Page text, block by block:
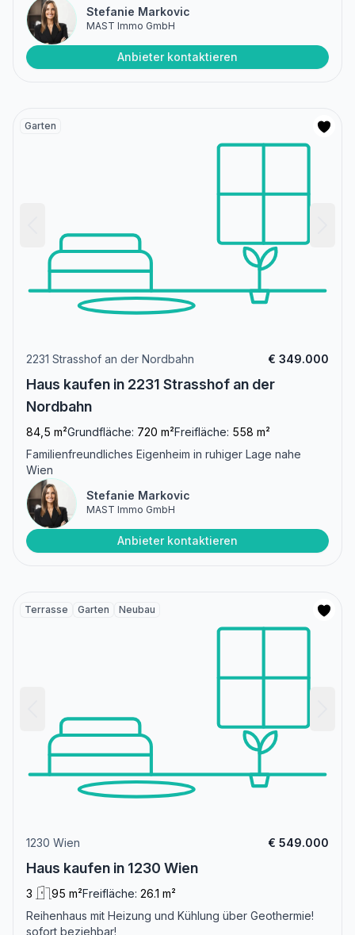
Stefanie Markovic
MAST Immo GmbH
Anbieter kontaktieren
Garten
2231 Strasshof an der Nordbahn € 349.000
Haus kaufen in 2231 Strasshof an der
Nordbahn
84,5 m²Grundfläche: 720 m²Freifläche: 558 m²
Familienfreundliches Eigenheim in ruhiger Lage nahe
Wien
Stefanie Markovic
MAST Immo GmbH
Anbieter kontaktieren
Terrasse Garten Neubau
1230 Wien € 549.000
Haus kaufen in 1230 Wien
3 95 m²Freifläche: 26.1 m²
Reihenhaus mit Heizung und Kühlung über Geothermie!
sofort beziehbar!